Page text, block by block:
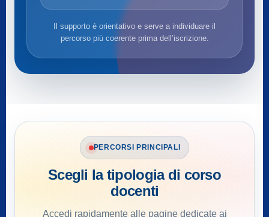
Il supporto è orientativo e serve a individuare il
percorso più coerente prima dell’iscrizione.
PERCORSI PRINCIPALI
Scegli la tipologia di corso
docenti
Accedi rapidamente alle pagine dedicate ai